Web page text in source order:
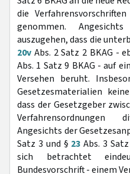
die
genommen.
auszugehen, dass die
20v Abs. 2 Satz 2 BKAG -
Abs. 1 Satz 9 BKAG - auf
Versehen beruht.
Gesetzesmaterialien
dass der Gesetzgeber
Verfahrensordnungen
Angesichts der
Satz 3 und § 23 Abs. 3
sich betrachtet
Bundesvorschrift - einem